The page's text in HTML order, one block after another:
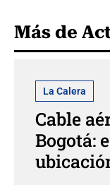
Más de
La Calera
Cable
Bogotá: